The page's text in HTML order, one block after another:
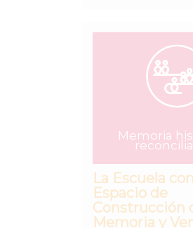
Memoria
La Escuela
Espacio de
Construcción
Memoria y